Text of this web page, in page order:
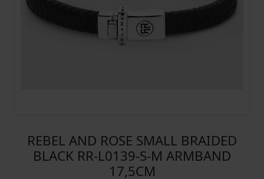
REBEL AND ROSE SMALL BRAIDED
BLACK RR-L0139-S-M ARMBAND
17,5CM